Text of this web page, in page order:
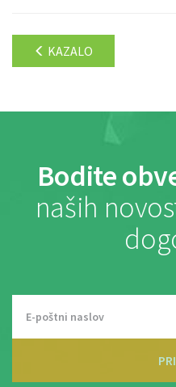
KAZALO
Bodite
naših